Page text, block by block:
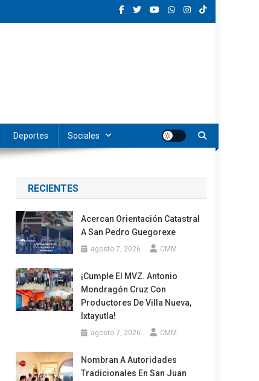
Deportes Sociales
RECIENTES
Acercan Orientación Catastral
A San Pedro Guegorexe
agosto 7, 2026 CMM
¡Cumple El MVZ. Antonio
Mondragón Cruz Con
Productores De Villa Nueva,
Ixtayutla!
agosto 7, 2026 CMM
Nombran A Autoridades
Tradicionales En San Juan